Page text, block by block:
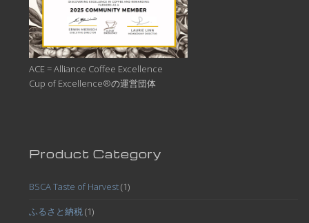
ACE = Alliance Coffee Excellence
Cup of Excellence®の運営団体
Product Category
BSCA Taste of Harvest(1)
ふるさと納税(1)